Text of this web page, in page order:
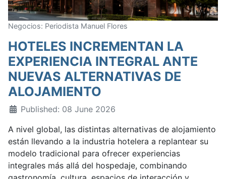
Negocios: Periodista Manuel Flores
HOTELES INCREMENTAN LA
EXPERIENCIA INTEGRAL ANTE
NUEVAS ALTERNATIVAS DE
ALOJAMIENTO
Published: 08 June 2026
A nivel global, las distintas alternativas de alojamiento
están llevando a la industria hotelera a replantear su
modelo tradicional para ofrecer experiencias
integrales más allá del hospedaje, combinando